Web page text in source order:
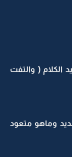
( والتفت
وماهو متعود